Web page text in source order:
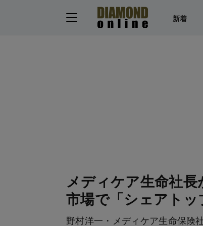
新着
メディケア生命社
市場で「シェアト
野村洋一・メディケア生命保険